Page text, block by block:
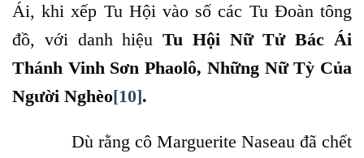
Ái, khi xếp Tu Hội vào số các Tu Đoàn tông
đồ, với danh hiệuTu Hội Nữ Tử Bác Ái
Thánh Vinh Sơn Phaolô, Những Nữ Tỳ Của
Người Nghèo[10].
Dù rằng cô Marguerite Naseau đã chết